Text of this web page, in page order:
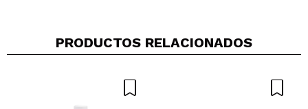
PRODUCTOS RELACIONADOS